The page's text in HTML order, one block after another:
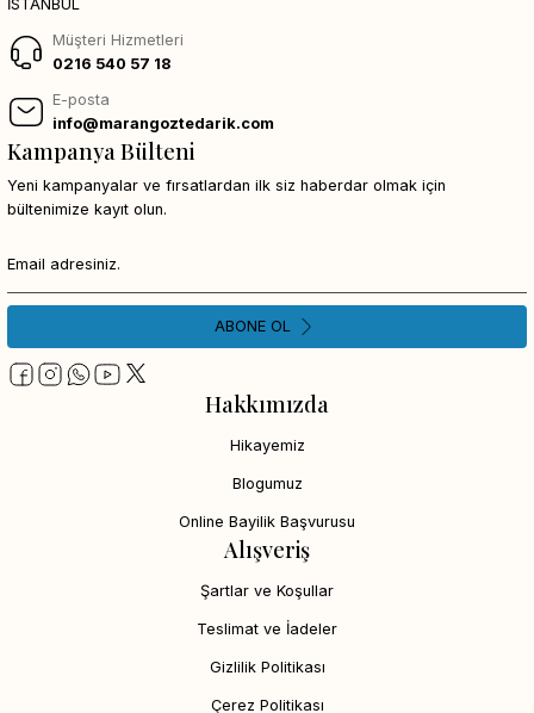
İSTANBUL
Müşteri Hizmetleri
0216 540 57 18
E-posta
info@marangoztedarik.com
Hakkımızda
Hikayemiz
Blogumuz
Online Bayilik Başvurusu
Alışveriş
Şartlar ve Koşullar
Teslimat ve İadeler
Gizlilik Politikası
Çerez Politikası
Kampanya Bülteni
Yeni kampanyalar ve fırsatlardan ilk siz haberdar olmak için
bültenimize kayıt olun.
ABONE OL